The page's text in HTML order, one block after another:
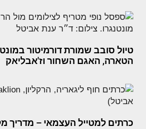
טיול סובב שמורת דורמיטור
הטארה, האגם השחור וז'אבליאק
כרתים למטייל העצמאי – מדריך